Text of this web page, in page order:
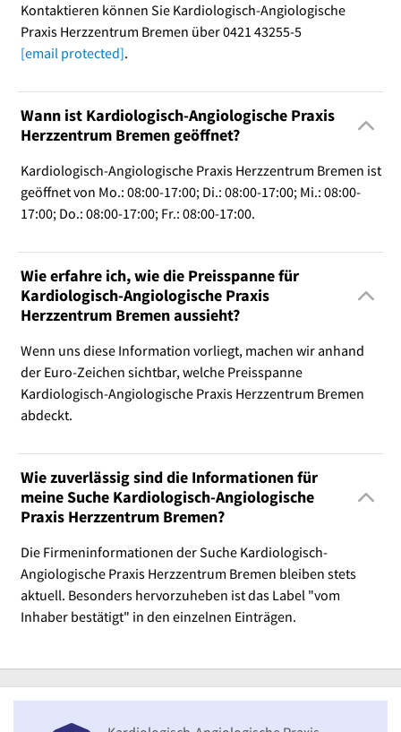
Kontaktieren können Sie Kardiologisch-Angiologische
Praxis Herzzentrum Bremen über 0421 43255-5
[email protected].
Wann ist Kardiologisch-Angiologische Praxis
Herzzentrum Bremen geöffnet?
Kardiologisch-Angiologische Praxis Herzzentrum Bremen ist
geöffnet von Mo.: 08:00-17:00; Di.: 08:00-17:00; Mi.: 08:00-
17:00; Do.: 08:00-17:00; Fr.: 08:00-17:00.
Wie erfahre ich, wie die Preisspanne für
Kardiologisch-Angiologische Praxis
Herzzentrum Bremen aussieht?
Wenn uns diese Information vorliegt, machen wir anhand
der Euro-Zeichen sichtbar, welche Preisspanne
Kardiologisch-Angiologische Praxis Herzzentrum Bremen
abdeckt.
Wie zuverlässig sind die Informationen für
meine Suche Kardiologisch-Angiologische
Praxis Herzzentrum Bremen?
Die Firmeninformationen der Suche Kardiologisch-
Angiologische Praxis Herzzentrum Bremen bleiben stets
aktuell. Besonders hervorzuheben ist das Label "vom
Inhaber bestätigt" in den einzelnen Einträgen.